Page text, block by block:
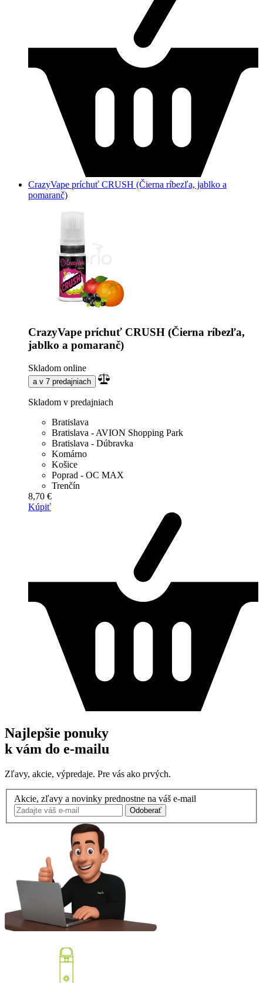
CrazyVape príchuť CRUSH (Čierna ríbezľa, jablko a
pomaranč)
CrazyVape príchuť CRUSH (Čierna ríbezľa,
jablko a pomaranč)
Skladom online
a v 7 predajniach
Skladom v predajniach
Bratislava
Bratislava - AVION Shopping Park
Bratislava - Dúbravka
Komárno
Košice
Poprad - OC MAX
Trenčín
8,70 €
Kúpiť
Najlepšie ponuky
k vám do e-mailu
Zľavy, akcie, výpredaje. Pre vás ako prvých.
Akcie, zľavy a novinky prednostne na váš e-mail
Odoberať